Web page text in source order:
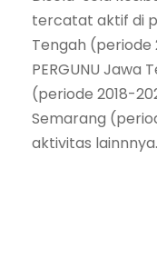
tercatat aktif di
Tengah (periode
PERGUNU Jawa
(periode 2018-
Semarang
aktivitas